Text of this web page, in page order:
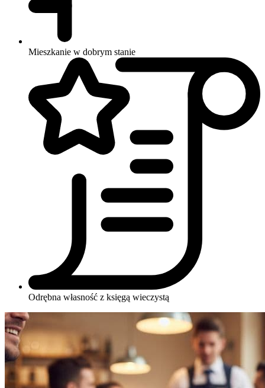
Mieszkanie w dobrym stanie
Odrębna własność z księgą wieczystą